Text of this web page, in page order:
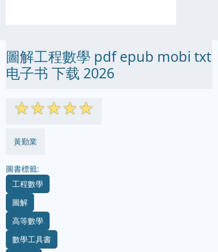
圖解工程數學 pdf epub mobi txt
电子书 下载 2026
☆☆☆☆☆
黃勤業
圖書標籤:
工程數學
圖解
高等數學
數學工具書